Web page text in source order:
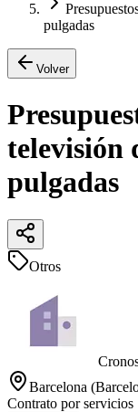
pulgadas
Volver
televisión
pulgadas
Otros
Barcelona
Contrato por servicios